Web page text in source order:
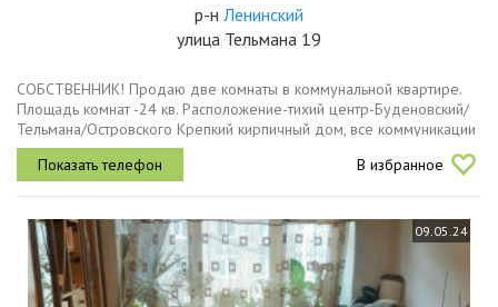
р-н Ленинский
улица Тельмана 19
СОБСТВЕННИК! Продаю две комнаты в коммунальной квартире.
Площадь комнат -24 кв. Расположение-тихий центр-Буденовский/
Тельмана/Островского Крепкий кирпичный дом, все коммуникации
централизованные-газ, свет, вода. Комнаты светлые, теплые с...
В избранное
09.05.24